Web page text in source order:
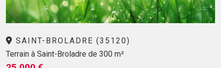
SAINT-BROLADRE (35120)
Terrain à Saint-Broladre de 300 m²